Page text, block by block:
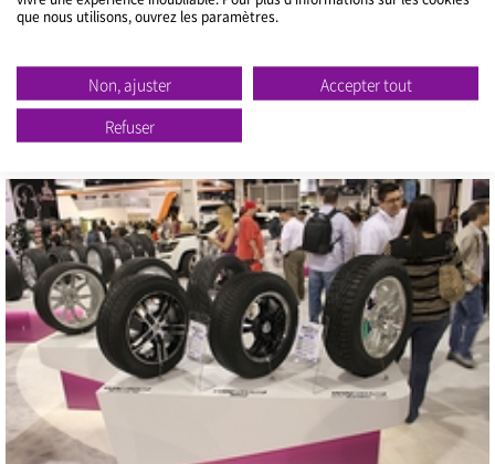
Close
que nous utilisons, ouvrez les paramètres.
Non, ajuster
Accepter tout
Refuser